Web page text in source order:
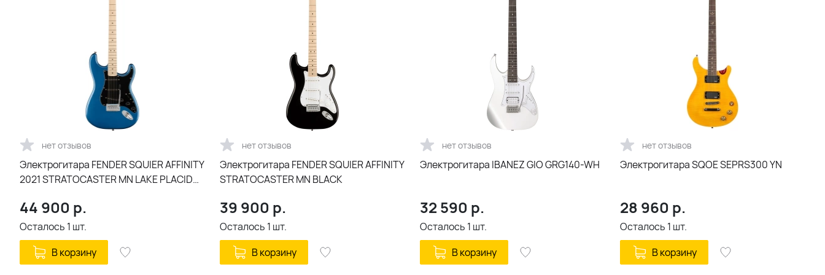
нет отзывов
Электрогитара FENDER SQUIER AFFINITY
2021 STRATOCASTER MN LAKE PLACID
44 900 р.
Осталось 1 шт.
В корзину
нет отзывов
Электрогитара FENDER SQUIER AFFINITY
STRATOCASTER MN BLACK
39 900 р.
Осталось 1 шт.
В корзину
нет отзывов
Электрогитара IBANEZ GIO GRG140-WH
32 590 р.
Осталось 1 шт.
В корзину
нет отзывов
Электрогитара SQOE SEPRS300 YN
28 960 р.
Осталось 1 шт.
В корзину